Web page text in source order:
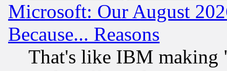
Microsoft: Our August
Because... Reasons
That's like IBM making